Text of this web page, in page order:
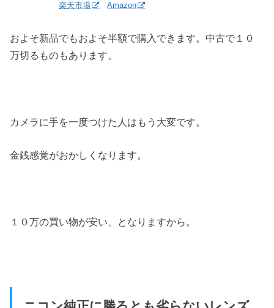
楽天市場 Amazon
およそ新品でもおよそ半額で購入できます。中古で１０
万切るものもあります。
カメラに手を一度つけた人はもう大変です。
金銭感覚がおかしくなります。
１０万の買い物が安い、となりますから。